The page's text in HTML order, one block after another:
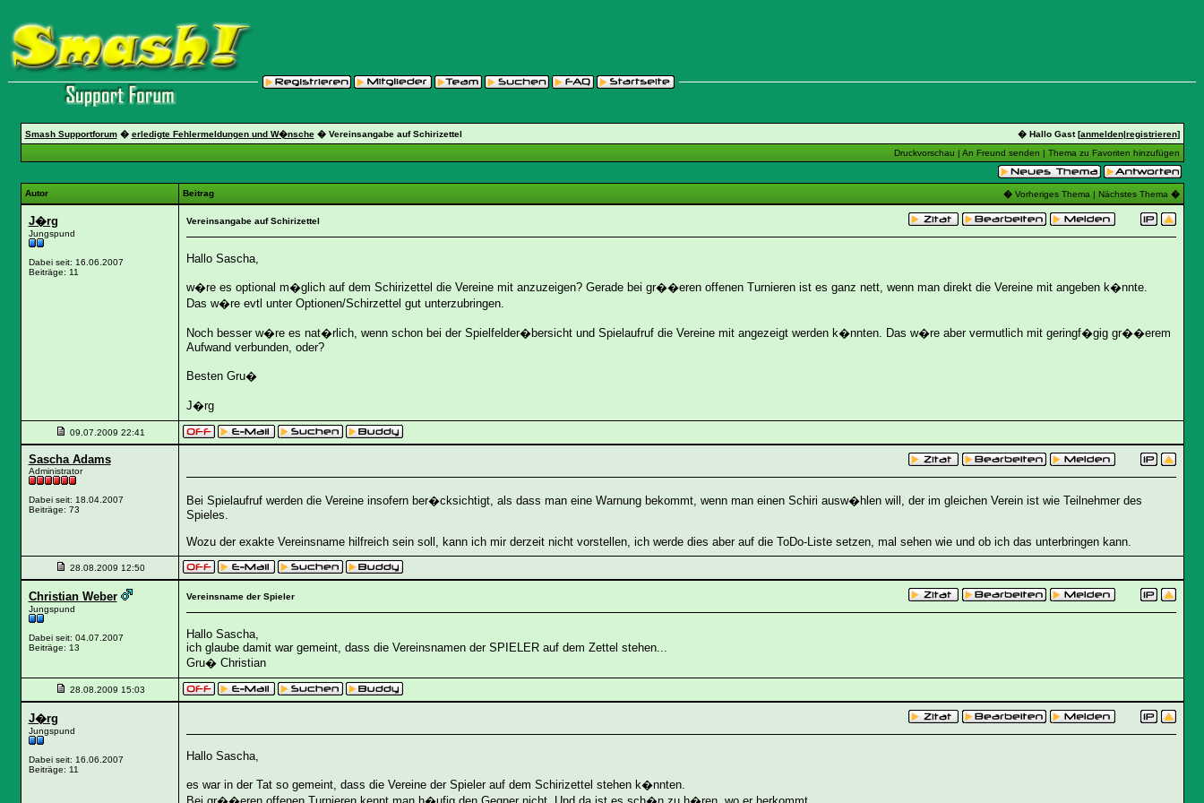
Smash Supportforum� erledigte Fehlermeldungen und W�nsche� Vereinsangabe auf Schirizettel � Hallo Gast [anmelden|registrieren]
Druckvorschau | An Freund senden | Thema zu Favoriten hinzufügen
Autor Beitrag � Vorheriges Thema | Nächstes Thema �
J�rg
Jungspund
Dabei seit: 16.06.2007
Beiträge: 11
Vereinsangabe auf Schirizettel
Hallo Sascha,
w�re es optional m�glich auf dem Schirizettel die Vereine mit anzuzeigen? Gerade bei gr��eren offenen Turnieren ist es ganz nett, wenn man direkt die Vereine mit angeben k�nnte.
Das w�re evtl unter Optionen/Schirzettel gut unterzubringen.
Noch besser w�re es nat�rlich, wenn schon bei der Spielfelder�bersicht und Spielaufruf die Vereine mit angezeigt werden k�nnten. Das w�re aber vermutlich mit geringf�gig gr��erem
Aufwand verbunden, oder?
Besten Gru�
J�rg
09.07.2009 22:41
Sascha Adams
Administrator
Dabei seit: 18.04.2007
Beiträge: 73
Bei Spielaufruf werden die Vereine insofern ber�cksichtigt, als dass man eine Warnung bekommt, wenn man einen Schiri ausw�hlen will, der im gleichen Verein ist wie Teilnehmer des
Spieles.
Wozu der exakte Vereinsname hilfreich sein soll, kann ich mir derzeit nicht vorstellen, ich werde dies aber auf die ToDo-Liste setzen, mal sehen wie und ob ich das unterbringen kann.
28.08.2009 12:50
Christian Weber
Jungspund
Dabei seit: 04.07.2007
Beiträge: 13
Vereinsname der Spieler
Hallo Sascha,
ich glaube damit war gemeint, dass die Vereinsnamen der SPIELER auf dem Zettel stehen...
Gru� Christian
28.08.2009 15:03
J�rg
Jungspund
Dabei seit: 16.06.2007
Beiträge: 11
Hallo Sascha,
es war in der Tat so gemeint, dass die Vereine der Spieler auf dem Schirizettel stehen k�nnten.